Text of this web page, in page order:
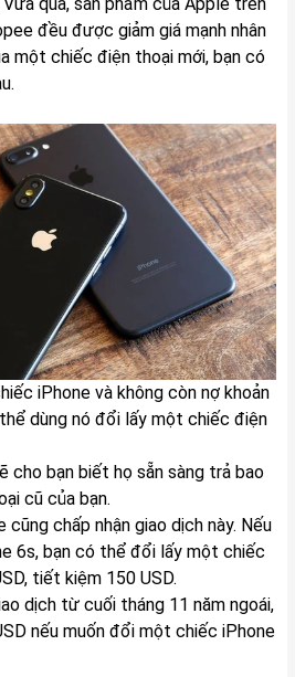
đều được giảm giá mạnh nhân
một chiếc điện thoại mới, bạn có
iPhone và không còn nợ khoản
dùng nó đổi lấy một chiếc điện
cho bạn biết họ sẵn sàng trả bao
cũ của bạn.
cũng chấp nhận giao dịch này. Nếu
6s, bạn có thể đổi lấy một chiếc
tiết kiệm 150 USD.
dịch từ cuối tháng 11 năm ngoái,
nếu muốn đổi một chiếc iPhone